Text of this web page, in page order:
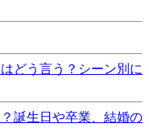
どう言う？シーン別に
誕生日や卒業、結婚の